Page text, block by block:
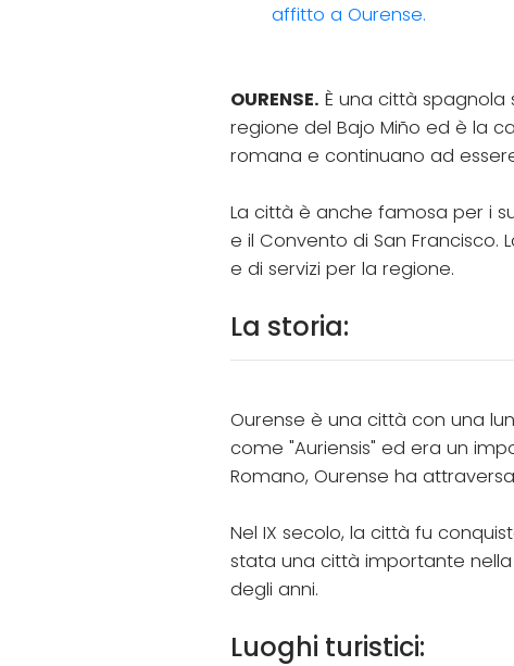
affitto a Ourense.
OURENSE. È una città spagnola
regione del Bajo Miño ed è la
romana e continuano ad
La città è anche famosa per i
e il Convento di San
e di servizi per la regione.
La storia:
Ourense è una città con una
come "Auriensis" ed era un
Romano, Ourense ha
Nel IX secolo, la città fu
stata una città importante
degli anni.
Luoghi turistici: